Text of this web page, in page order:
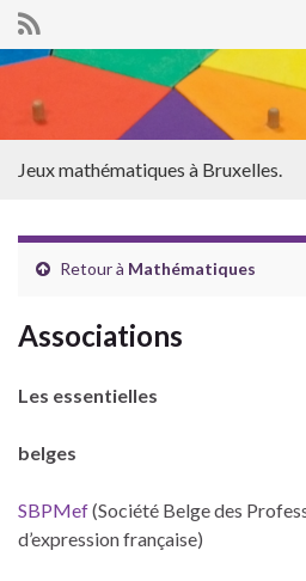
Search for:
Jeux mathématiques à Bruxelles.
Retour à Mathématiques
Associations
Les essentielles
belges
SBPMef(Société Belge des
d’expression française)